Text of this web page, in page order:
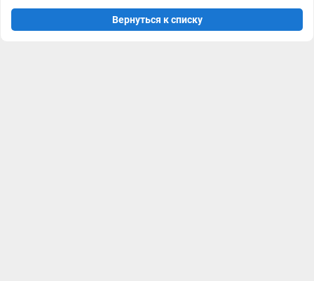
Вернуться к списку